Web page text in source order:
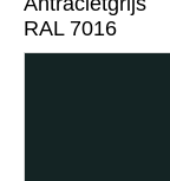
RAL 7016